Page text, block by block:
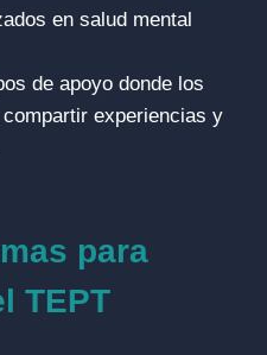
en salud mental
de apoyo donde los
experiencias y
para
TEPT